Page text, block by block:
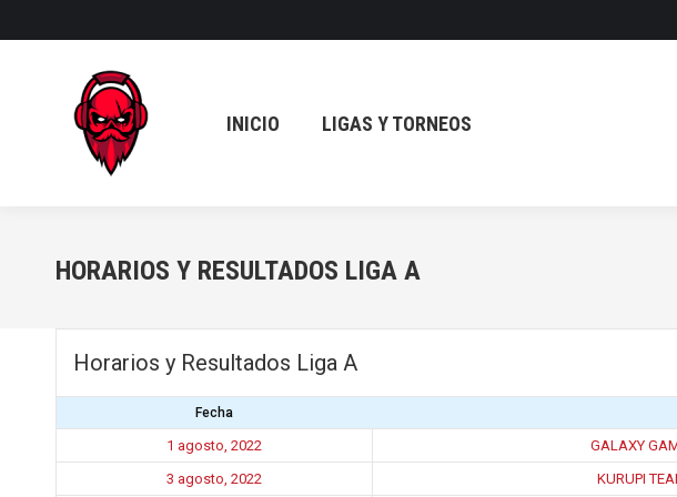
INICIO LIGAS Y TORNEOS
HORARIOS Y RESULTADOS LIGA A
Horarios y Resultados Liga A
Fecha
1 agosto, 2022 GALAXY
3 agosto, 2022
KURUPI